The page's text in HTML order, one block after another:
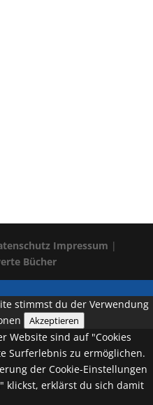
Impressum |
Bücher
stimmst du der Verwendung
Akzeptieren
Website sind auf "Cookies
Surferlebnis zu ermöglichen.
der Cookie-Einstellungen
klickst, erklärst du sich damit